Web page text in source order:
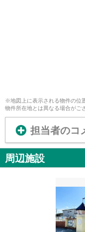
※地図上に表示される物件の位
物件所在地とは異なる場合がご
担当者のコ
周辺施設